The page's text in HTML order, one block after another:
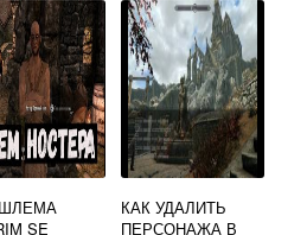
SE
КАК УДАЛИТЬ
ПЕРСОНАЖА В